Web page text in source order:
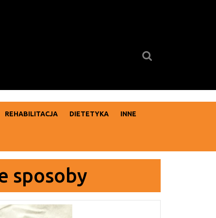
REHABILITACJA DIETETYKA INNE
sposoby